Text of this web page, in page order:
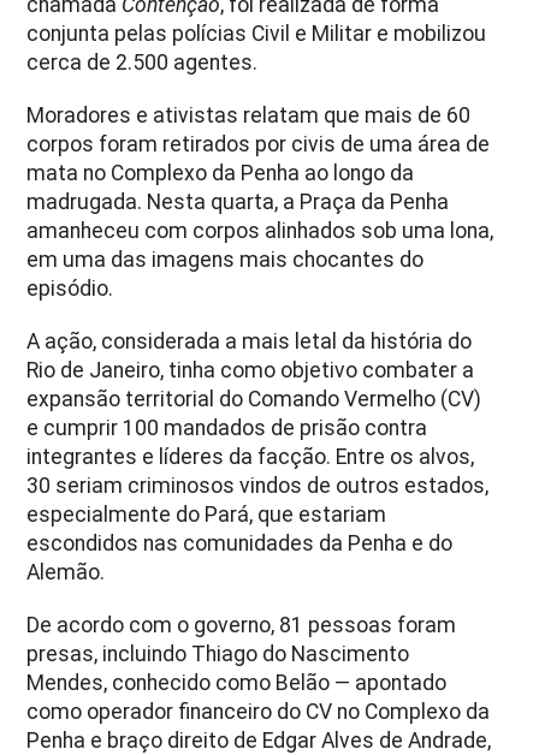
conjunta pelas polícias Civil e Militar e mobilizou
cerca de 2.500 agentes.
Moradores e ativistas relatam que mais de 60
corpos foram retirados por civis de uma área de
mata no Complexo da Penha ao longo da
madrugada. Nesta quarta, a Praça da Penha
amanheceu com corpos alinhados sob uma lona,
em uma das imagens mais chocantes do
episódio.
A ação, considerada a mais letal da história do
Rio de Janeiro, tinha como objetivo combater a
expansão territorial do Comando Vermelho (CV)
e cumprir 100 mandados de prisão contra
integrantes e líderes da facção. Entre os alvos,
30 seriam criminosos vindos de outros estados,
especialmente do Pará, que estariam
escondidos nas comunidades da Penha e do
Alemão.
De acordo com o governo, 81 pessoas foram
presas, incluindo Thiago do Nascimento
Mendes, conhecido como Belão — apontado
como operador financeiro do CV no Complexo da
Penha e braço direito de Edgar Alves de Andrade,